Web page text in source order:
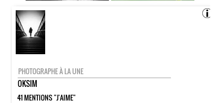
PHOTOGRAPHE À LA UNE
OKSIM
41 MENTIONS "J'AIME"